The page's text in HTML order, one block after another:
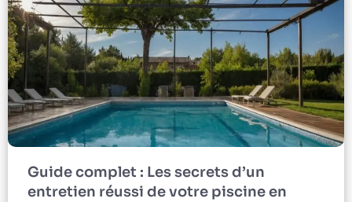
Guide complet : Les secrets d’un
entretien réussi de votre piscine en